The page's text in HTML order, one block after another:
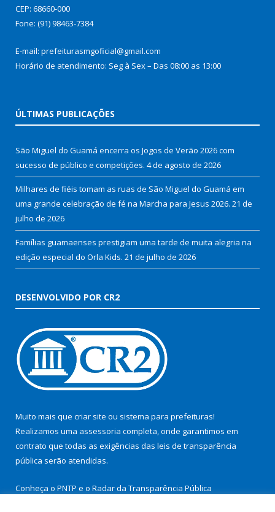
CEP: 68660-000
Fone: (91) 98463-7384
E-mail: prefeiturasmgoficial@gmail.com
Horário de atendimento: Seg à Sex – Das 08:00 as 13:00
ÚLTIMAS PUBLICAÇÕES
São Miguel do Guamá encerra os Jogos de Verão 2026 com
sucesso de público e competições. 4 de agosto de 2026
Milhares de fiéis tomam as ruas de São Miguel do Guamá em
uma grande celebração de fé na Marcha para Jesus 2026. 21 de
julho de 2026
Famílias guamaenses prestigiam uma tarde de muita alegria na
edição especial do Orla Kids. 21 de julho de 2026
DESENVOLVIDO POR CR2
Muito mais que criar site ou sistema para prefeituras!
Realizamos uma assessoria completa, onde garantimos em
contrato que todas as exigências das leis de transparência
pública serão atendidas.
Conheça o PNTP e o Radar da Transparência Pública